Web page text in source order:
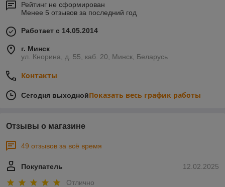
Рейтинг не сформирован
Менее 5 отзывов за последний год
Работает с 14.05.2014
г. Минск
ул. Кнорина, д. 55, каб. 20, Минск, Беларусь
Контакты
Сегодня выходнойПоказать весь график работы
Отзывы о магазине
49 отзывов за всё время
12.02.2025
Покупатель
Отлично